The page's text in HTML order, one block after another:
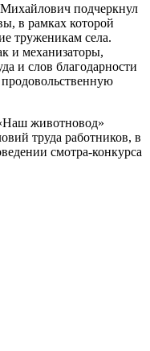
подчеркнул
в рамках которой
труженикам села.
и механизаторы,
и слов благодарности
животновод»
труда работников, в
смотра-конкурса